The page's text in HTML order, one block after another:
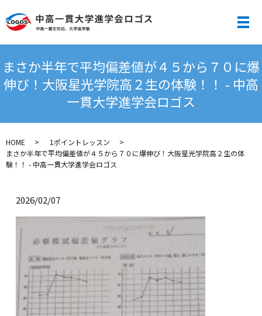
メ
まさか半年で平均偏差値が４５から７０に爆
伸び！大阪星光学院高２生の体験！！ - 中高
一貫大学進学会ロゴス
HOME
1ポイントレッスン
まさか半年で平均偏差値が４５から７０に爆伸び！大阪星光学院高２生の体
験！！ - 中高一貫大学進学会ロゴス
2026/02/07